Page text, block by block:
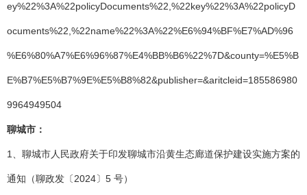
ey%22%3A%22policyDocuments%22,%22key%22%3A%22policyD
ocuments%22,%22name%22%3A%22%E6%94%BF%E7%AD%96
%E6%80%A7%E6%96%87%E4%BB%B6%22%7D&county=%E5%B
E%B7%E5%B7%9E%E5%B8%82&publisher=&aritcleid=185586980
9964949504
聊城市：
1、聊城市人民政府关于印发聊城市沿黄生态廊道保护建设实施方案的
通知（聊政发〔2024〕5 号）